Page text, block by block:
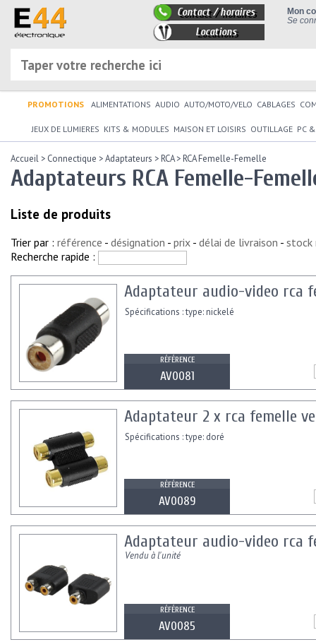
Mon
Se
Contact / horaires
Locations
PROMOTIONS ALIMENTATIONS AUDIO AUTO/MOTO/VELO CABLAGES
JEUX DE LUMIERES KITS & MODULES MAISON ET LOISIRS OUTILLAGE PC
Accueil > Connectique >Adaptateurs >RCA>RCA Femelle-Femelle
Adaptateurs RCA Femelle-
Liste de produits
Trier par : référence - désignation - prix - délai de livraison - stock
Recherche rapide :
Adaptateur audio-video rca
Spécifications : type: nickelé
RÉFÉRENCE
AV0081
Adaptateur 2 x rca femelle
Spécifications : type: doré
RÉFÉRENCE
AV0089
Adaptateur audio-video rca
Vendu à l'unité
RÉFÉRENCE
AV0085